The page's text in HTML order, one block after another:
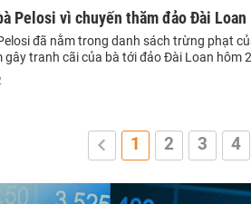
Pelosi vì chuyến thăm đảo Đài Loan
đã nằm trong danh sách trừng phạt
gây tranh cãi của bà tới đảo Đài Loan hôm
1 2 3 4